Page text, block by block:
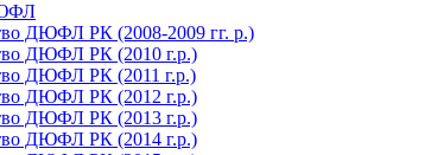
ДЮФЛ РК (2008-2009 гг. р.)
ДЮФЛ РК (2010 г.р.)
ДЮФЛ РК (2011 г.р.)
ДЮФЛ РК (2012 г.р.)
ДЮФЛ РК (2013 г.р.)
ДЮФЛ РК (2014 г.р.)